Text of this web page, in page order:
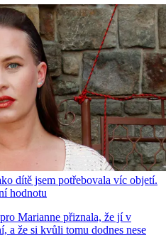
dítě jsem potřebovala víc objetí.
hodnotu
Marianne přiznala, že jí v
a že si kvůli tomu dodnes nese